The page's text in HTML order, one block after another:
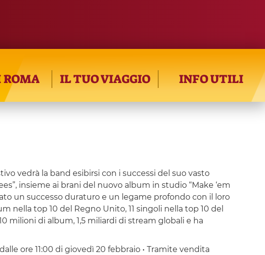
ROMA IL TUO VIAGGIO INFO UTILI
vedrà la band esibirsi con i successi del suo vasto
insieme ai brani del nuovo album in studio “Make ‘em
un successo duraturo e un legame profondo con il loro
nella top 10 del Regno Unito, 11 singoli nella top 10 del
milioni di album, 1,5 miliardi di stream globali e ha
ore 11:00 di giovedì 20 febbraio • Tramite vendita